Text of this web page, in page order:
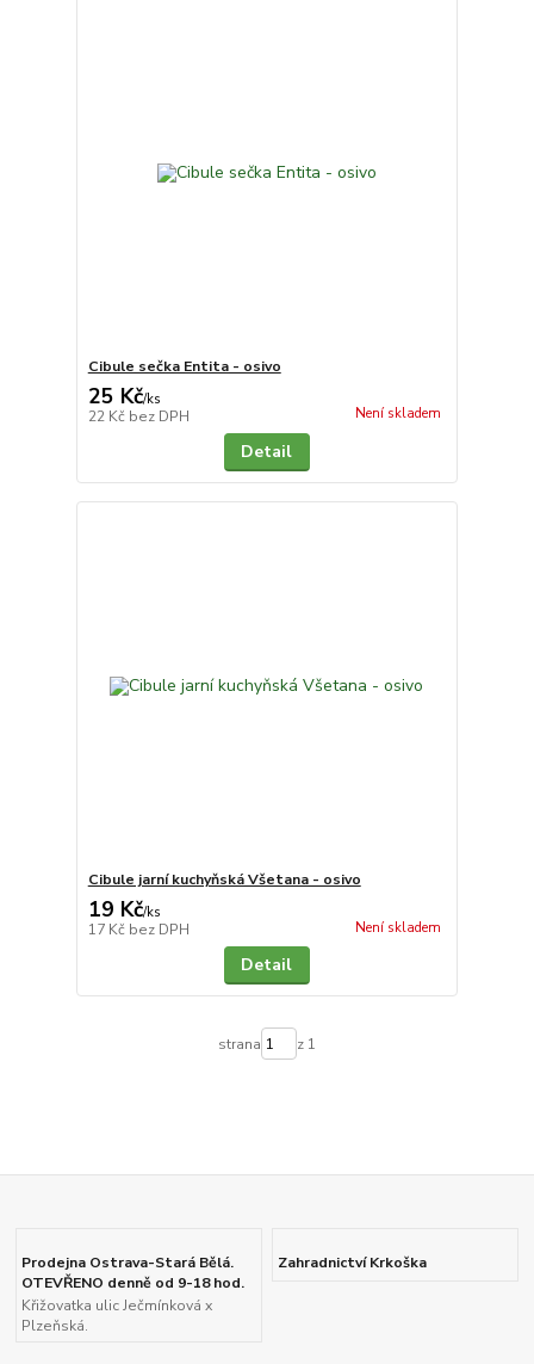
Cibule sečka Entita - osivo
25 Kč/ks
22 Kč bez DPH Není skladem
Detail
Cibule jarní kuchyňská Všetana - osivo
19 Kč/ks
17 Kč bez DPH Není skladem
Detail
strana z 1
Prodejna Ostrava-Stará Bělá.
OTEVŘENO denně od 9-18 hod.
Křižovatka ulic Ječmínková x
Plzeňská.
Zahradnictví Krkoška